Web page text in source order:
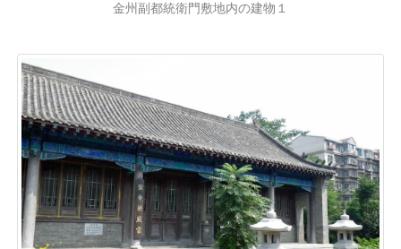
金州副都統衛門敷地内の建物１